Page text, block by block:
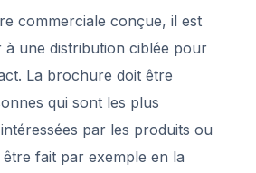
commerciale conçue, il est
à une distribution ciblée pour
La brochure doit être
qui sont les plus
par les produits ou
fait par exemple en la